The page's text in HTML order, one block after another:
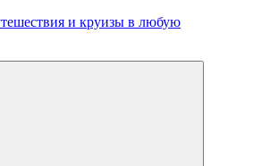
поехать на отдых, где провести отпуск.